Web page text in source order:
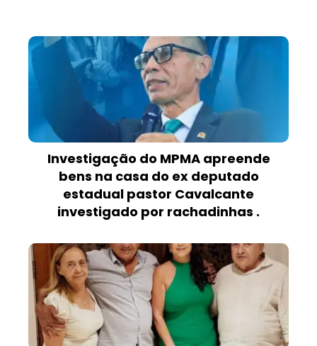
Investigação do MPMA apreende
bens na casa do ex deputado
estadual pastor Cavalcante
investigado por rachadinhas .